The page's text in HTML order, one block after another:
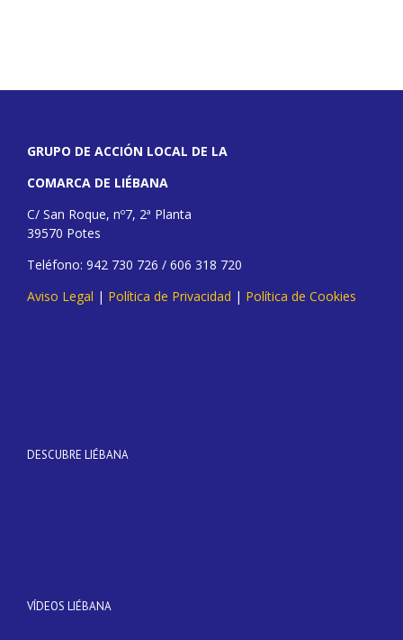
GRUPO DE ACCIÓN LOCAL DE LA
COMARCA DE LIÉBANA
C/ San Roque, nº7, 2ª Planta
39570 Potes
Teléfono: 942 730 726 / 606 318 720
Aviso Legal | Política de Privacidad | Política de Cookies
DESCUBRE LIÉBANA
VÍDEOS LIÉBANA